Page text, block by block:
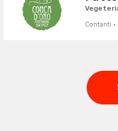
Contanti ·